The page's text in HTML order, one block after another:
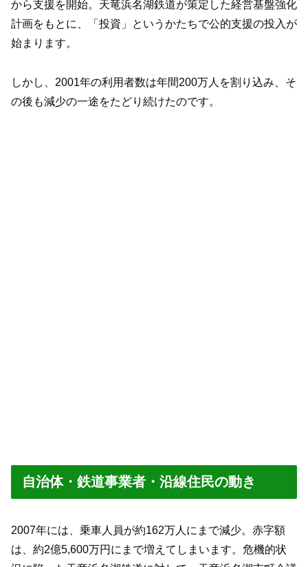
から支援を開始。天竜浜名湖鉄道が策定した経営基盤強化
計画をもとに、「投資」というかたちで公的支援の投入が
始まります。
しかし、2001年の利用者数は年間200万人を割り込み、そ
の後も減少の一途をたどり続けたのです。
自治体・鉄道事業者・沿線住民の動き
2007年には、乗車人員が約162万人にまで減少。赤字額
は、約2億5,600万円にまで増えてしまいます。危機的状